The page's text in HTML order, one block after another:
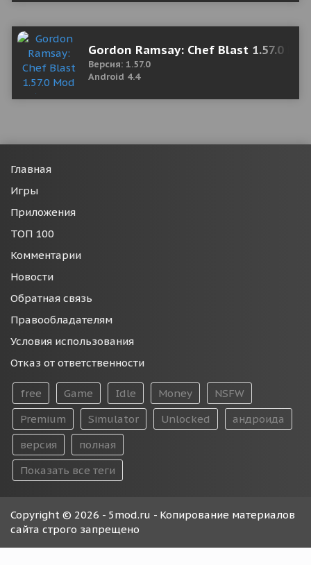
Gordon Ramsay: Chef Blast 1.57.0
Версия: 1.57.0
Android 4.4
Главная
Игры
Приложения
ТОП 100
Комментарии
Новости
Обратная связь
Правообладателям
Условия использования
Отказ от ответственности
free Game Idle Money
NSFW
Premium
Simulator Unlocked
андроида
версия
полная
Показать все теги
Copyright © 2026 - 5mod.ru - Копирование материалов
сайта строго запрещено